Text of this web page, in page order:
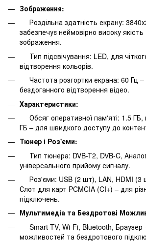
Зображення:
Роздільна здатність екрану:
забезпечує неймовірно високу якість
зображення.
Тип підсвічування: LED, для
відтворення кольорів.
Частота розгортки екрана: 60 Гц –
бездоганного відтворення відео.
Характеристики:
Обсяг оперативної пам'яті: 1.5 ГБ,
ГБ – для швидкого доступу до
Тюнер і Роз'єми:
Тип тюнера: DVB-T2, DVB-C,
універсального прийому сигналу.
Роз'єми: USB (2 шт), LAN, HDMI (3
Слот для карт PCMCIA (CI+) – для
підключень.
Мультимедіа та Бездротові
Smart-TV, Wi-Fi, Bluetooth, Браузер
можливостей та бездротового